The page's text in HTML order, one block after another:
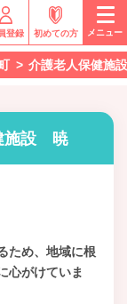
登録 初めての方 メニュー
介護老人保健施
施設 暁
ため、地域に根
心がけていま